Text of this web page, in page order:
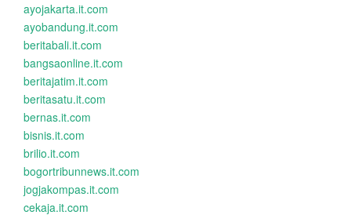
ayojakarta.it.com
ayobandung.it.com
beritabali.it.com
bangsaonline.it.com
beritajatim.it.com
beritasatu.it.com
bernas.it.com
bisnis.it.com
brilio.it.com
bogortribunnews.it.com
jogjakompas.it.com
cekaja.it.com